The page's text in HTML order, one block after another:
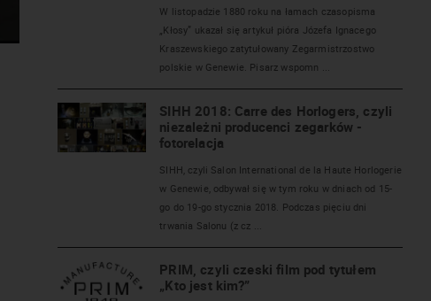
W listopadzie 1880 roku na łamach czasopisma
„Kłosy” ukazał się artykuł pióra Józefa Ignacego
Kraszewskiego zatytułowany Zegarmistrzostwo
polskie w Genewie. Pisarz wspomn ...
SIHH 2018: Carre des Horlogers, czyli
niezależni producenci zegarków -
fotorelacja
SIHH, czyli Salon International de la Haute Horlogerie
w Genewie, odbywał się w tym roku w dniach od 15-
go do 19-go stycznia 2018. Podczas pięciu dni
trwania Salonu (z cz ...
PRIM, czyli czeski film pod tytułem
„Kto jest kim?”